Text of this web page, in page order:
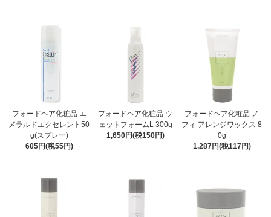
フォードヘア化粧品 エ
メラルドエクセレント50
g(スプレー)
605円(税55円)
フォードヘア化粧品 ウ
ェットフォームL 300g
1,650円(税150円)
フォードヘア化粧品 ノ
フィ アレンジワックス 8
0g
1,287円(税117円)